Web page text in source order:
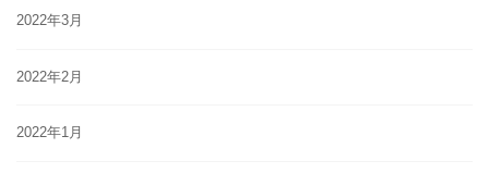
2022年3月
2022年2月
2022年1月